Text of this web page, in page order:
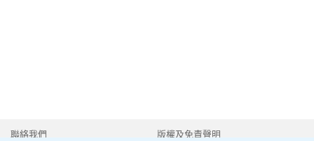
聯絡我們 版權及免責聲明